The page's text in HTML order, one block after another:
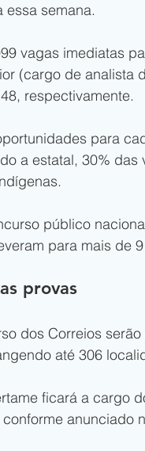
essa semana.
vagas imediatas
(cargo de analista
respectivamente.
para
a estatal, 30%
público
para mais de
provas
dos Correios
até 306
ficará a cargo
anunciado